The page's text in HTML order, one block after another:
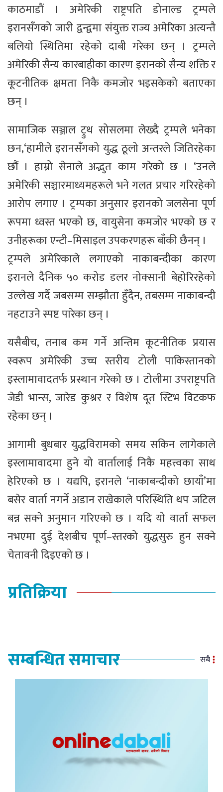
काठमाडौं । अमेरिकी राष्ट्रपति डोनाल्ड ट्रम्पले
इरानसँगको जारी द्वन्द्वमा संयुक्त राज्य अमेरिका अत्यन्तै
बलियो स्थितिमा रहेको दाबी गरेका छन् । ट्रम्पले
अमेरिकी सैन्य कारबाहीका कारण इरानको सैन्य शक्ति र
कूटनीतिक क्षमता निकै कमजोर भइसकेको बताएका
छन् ।
सामाजिक सञ्जाल ट्रुथ सोसलमा लेख्दै ट्रम्पले भनेका
छन,‘हामीले इरानसँगको युद्ध ठूलो अन्तरले जितिरहेका
छौं । हाम्रो सेनाले अद्भुत काम गरेको छ । ‘उनले
अमेरिकी सञ्चारमाध्यमहरूले भने गलत प्रचार गरिरहेको
आरोप लगाए । ट्रम्पका अनुसार इरानको जलसेना पूर्ण
रूपमा ध्वस्त भएको छ, वायुसेना कमजोर भएको छ र
उनीहरूका एन्टी–मिसाइल उपकरणहरू बाँकी छैनन् ।
ट्रम्पले अमेरिकाले लगाएको नाकाबन्दीका कारण
इरानले दैनिक ५० करोड डलर नोक्सानी बेहोरिरहेको
उल्लेख गर्दै जबसम्म सम्झौता हुँदैन, तबसम्म नाकाबन्दी
नहटाउने स्पष्ट पारेका छन् ।
यसैबीच, तनाब कम गर्ने अन्तिम कूटनीतिक प्रयास
स्वरूप अमेरिकी उच्च स्तरीय टोली पाकिस्तानको
इस्लामावादतर्फ प्रस्थान गरेको छ । टोलीमा उपराष्ट्रपति
जेडी भान्स, जारेड कुश्नर र विशेष दूत स्टिभ विटकफ
रहेका छन् ।
आगामी बुधबार युद्धविरामको समय सकिन लागेकाले
इस्लामावादमा हुने यो वार्तालाई निकै महत्त्वका साथ
हेरिएको छ । यद्यपि, इरानले ‘नाकाबन्दीको छायाँ’मा
बसेर वार्ता नगर्ने अडान राखेकाले परिस्थिति थप जटिल
बन्न सक्ने अनुमान गरिएको छ । यदि यो वार्ता सफल
नभएमा दुई देशबीच पूर्ण–स्तरको युद्धसुरु हुन सक्ने
चेतावनी दिइएको छ ।
प्रतिक्रिया
सम्बन्धित समाचार सबै